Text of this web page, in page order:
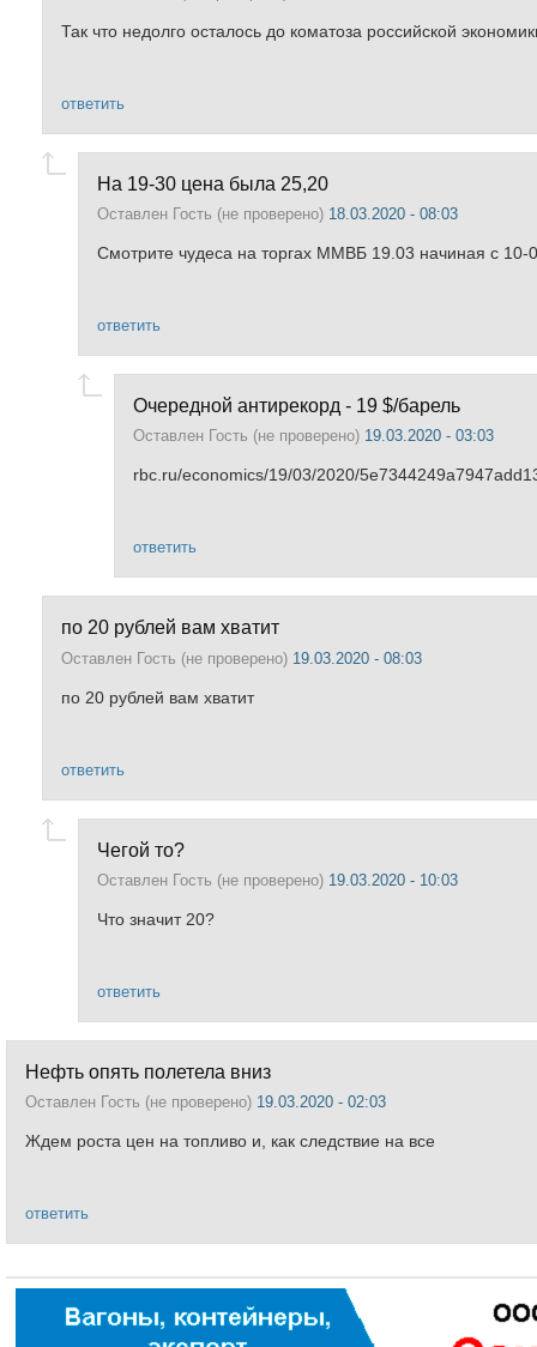
Так что недолго осталось до коматоза российской
ответить
На 19-30 цена была 25,20
Оставлен Гость (не проверено) 18.03.2020 - 08:03
Смотрите чудеса на торгах ММВБ 19.03 начиная с 10-
ответить
Очередной антирекорд - 19 $/барель
Оставлен Гость (не проверено) 19.03.2020 - 03:03
rbc.ru/economics/19/03/2020/
ответить
по 20 рублей вам хватит
Оставлен Гость (не проверено) 19.03.2020 - 08:03
по 20 рублей вам хватит
ответить
Чегой то?
Оставлен Гость (не проверено) 19.03.2020 - 10:03
Что значит 20?
ответить
Нефть опять полетела вниз
Оставлен Гость (не проверено) 19.03.2020 - 02:03
Ждем роста цен на топливо и, как следствие на все
ответить